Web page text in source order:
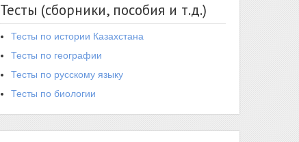
Тесты (сборники, пособия и т.д.)
Тесты по истории Казахстана
Тесты по географии
Тесты по русскому языку
Тесты по биологии